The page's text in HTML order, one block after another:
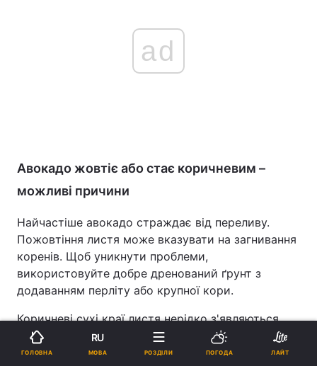
ad
Авокадо жовтіє або стає коричневим –
можливі причини
Найчастіше авокадо страждає від переливу.
Пожовтіння листя може вказувати на загнивання
коренів. Щоб уникнути проблеми,
використовуйте добре дренований ґрунт з
додаванням перліту або крупної кори.
Коричневі сухі краї листя нерідко з'являються
через занадто яскраве сонце. У цьому випадку
рослину варто переставити в менш спекотне
ГОЛОВНА
RU
МОВА РОЗДІЛИ ПОГОДА ЛАЙТ